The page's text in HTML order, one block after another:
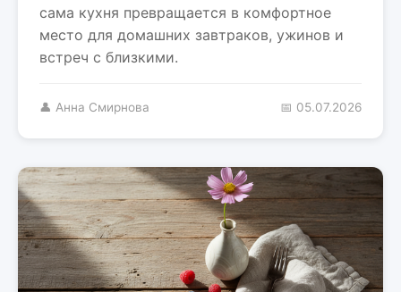
сама кухня превращается в комфортное
место для домашних завтраков, ужинов и
встреч с близкими.
👤 Анна Смирнова 📅 05.07.2026